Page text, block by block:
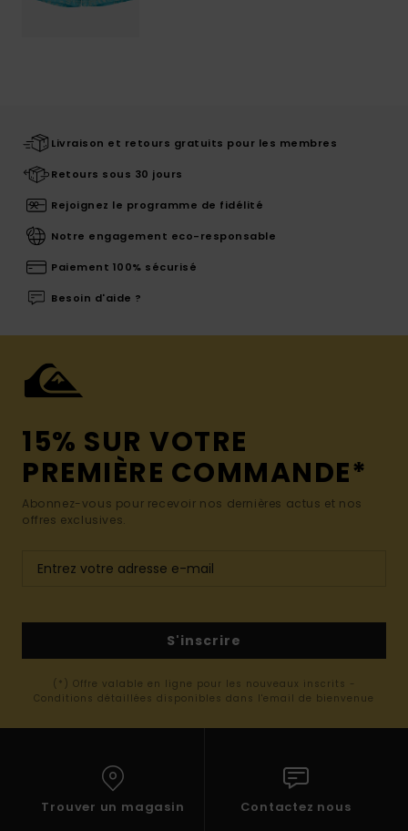
Livraison et retours gratuits pour les membres
Retours sous 30 jours
Rejoignez le programme de fidélité
Notre engagement eco-responsable
Paiement 100% sécurisé
Besoin d'aide ?
15% SUR VOTRE
PREMIÈRE COMMANDE*
Abonnez-vous pour recevoir nos dernières actus et nos
offres exclusives.
S'inscrire
(*) Offre valable en ligne pour les nouveaux inscrits -
Conditions détaillées disponibles dans l'email de bienvenue
Trouver un magasin Contactez nous